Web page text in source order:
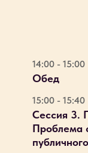
14:00 - 15:00
Обед
15:00 - 15:40
Сессия 3.
Проблема